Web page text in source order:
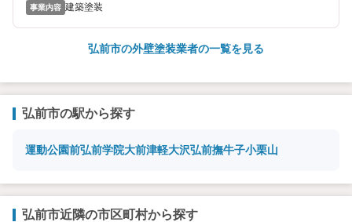
事業内容 建築塗装
弘前市の外壁塗装業者の一覧を見る
弘前市の駅から探す
運動公園前弘前学院大前津軽大沢弘前撫牛子小栗山
弘前市近隣の市区町村から探す